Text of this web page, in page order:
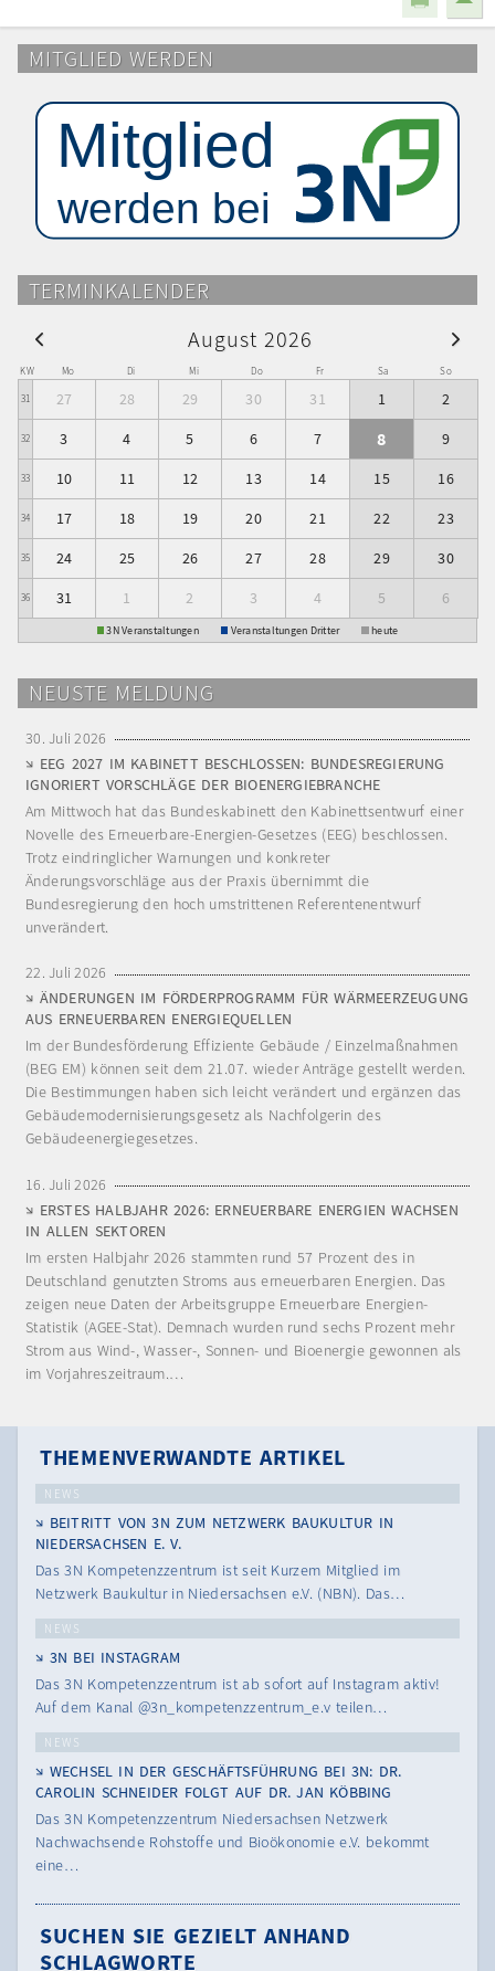
MITGLIED WERDEN
TERMINKALENDER
August 2026
KW Mo Di Mi Do Fr Sa So
31 27 28 29 30 31 1 2
32 3 4 5 6 7 8 9
33 10 11 12 13 14 15 16
34 17 18 19 20 21 22 23
35 24 25 26 27 28 29 30
36 31 1 2 3 4 5 6
3N Veranstaltungen Veranstaltungen Dritter heute
NEUSTE MELDUNG
30. Juli 2026
EEG 2027 IM KABINETT BESCHLOSSEN: BUNDESREGIERUNG
IGNORIERT VORSCHLÄGE DER BIOENERGIEBRANCHE
Am Mittwoch hat das Bundeskabinett den Kabinettsentwurf einer
Novelle des Erneuerbare-Energien-Gesetzes (EEG) beschlossen.
Trotz eindringlicher Warnungen und konkreter
Änderungsvorschläge aus der Praxis übernimmt die
Bundesregierung den hoch umstrittenen Referentenentwurf
unverändert.
22. Juli 2026
ÄNDERUNGEN IM FÖRDERPROGRAMM FÜR WÄRMEERZEUGUNG
AUS ERNEUERBAREN ENERGIEQUELLEN
Im der Bundesförderung Effiziente Gebäude / Einzelmaßnahmen
(BEG EM) können seit dem 21.07. wieder Anträge gestellt werden.
Die Bestimmungen haben sich leicht verändert und ergänzen das
Gebäudemodernisierungsgesetz als Nachfolgerin des
Gebäudeenergiegesetzes.
16. Juli 2026
ERSTES HALBJAHR 2026: ERNEUERBARE ENERGIEN WACHSEN
IN ALLEN SEKTOREN
Im ersten Halbjahr 2026 stammten rund 57 Prozent des in
Deutschland genutzten Stroms aus erneuerbaren Energien. Das
zeigen neue Daten der Arbeitsgruppe Erneuerbare Energien-
Statistik (AGEE-Stat). Demnach wurden rund sechs Prozent mehr
Strom aus Wind-, Wasser-, Sonnen- und Bioenergie gewonnen als
im Vorjahreszeitraum.…
THEMENVERWANDTE ARTIKEL
NEWS
BEITRITT VON 3N ZUM NETZWERK BAUKULTUR IN
NIEDERSACHSEN E. V.
Das 3N Kompetenzzentrum ist seit Kurzem Mitglied im
Netzwerk Baukultur in Niedersachsen e.V. (NBN). Das…
NEWS
3N BEI INSTAGRAM
Das 3N Kompetenzzentrum ist ab sofort auf Instagram aktiv!
Auf dem Kanal @3n_kompetenzzentrum_e.v teilen…
NEWS
WECHSEL IN DER GESCHÄFTSFÜHRUNG BEI 3N: DR.
CAROLIN SCHNEIDER FOLGT AUF DR. JAN KÖBBING
Das 3N Kompetenzzentrum Niedersachsen Netzwerk
Nachwachsende Rohstoffe und Bioökonomie e.V. bekommt
eine…
SUCHEN SIE GEZIELT ANHAND
SCHLAGWORTE